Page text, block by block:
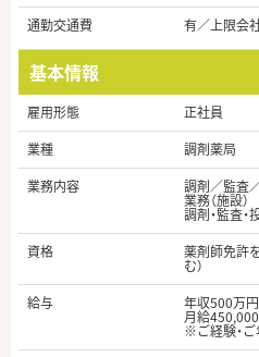
通勤交通費
有／上限会
基本情報
雇用形態
正社員
業種
調剤薬局
業務内容
調剤／監査
業務（施設）
調剤・監査
資格
薬剤師免許
む）
給与
年収500万
月給
※ご経験・